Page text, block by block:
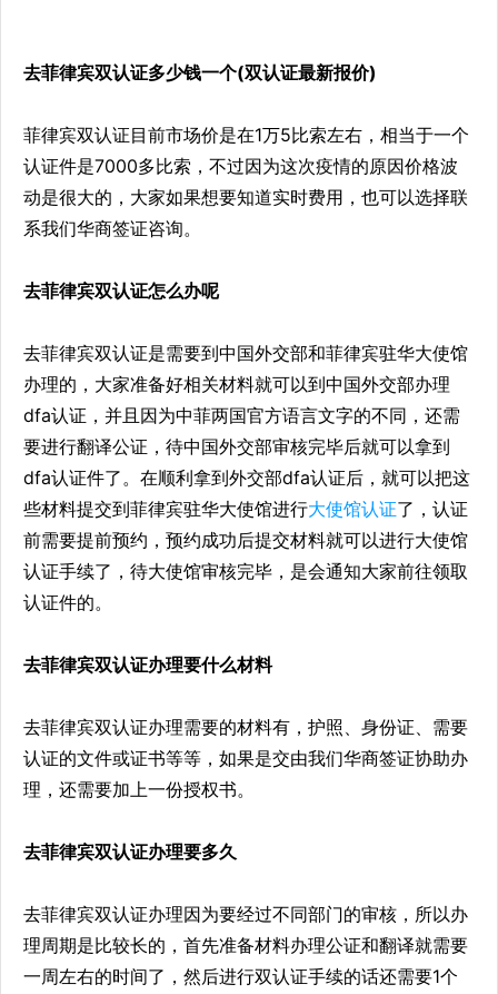
去菲律宾双认证多少钱一个(双认证最新报价)
菲律宾双认证目前市场价是在1万5比索左右，相当于一个
认证件是7000多比索，不过因为这次疫情的原因价格波
动是很大的，大家如果想要知道实时费用，也可以选择联
系我们华商签证咨询。
去菲律宾双认证怎么办呢
去菲律宾双认证是需要到中国外交部和菲律宾驻华大使馆
办理的，大家准备好相关材料就可以到中国外交部办理
dfa认证，并且因为中菲两国官方语言文字的不同，还需
要进行翻译公证，待中国外交部审核完毕后就可以拿到
dfa认证件了。在顺利拿到外交部dfa认证后，就可以把这
些材料提交到菲律宾驻华大使馆进行大使馆认证了，认证
前需要提前预约，预约成功后提交材料就可以进行大使馆
认证手续了，待大使馆审核完毕，是会通知大家前往领取
认证件的。
去菲律宾双认证办理要什么材料
去菲律宾双认证办理需要的材料有，护照、身份证、需要
认证的文件或证书等等，如果是交由我们华商签证协助办
理，还需要加上一份授权书。
去菲律宾双认证办理要多久
去菲律宾双认证办理因为要经过不同部门的审核，所以办
理周期是比较长的，首先准备材料办理公证和翻译就需要
一周左右的时间了，然后进行双认证手续的话还需要1个